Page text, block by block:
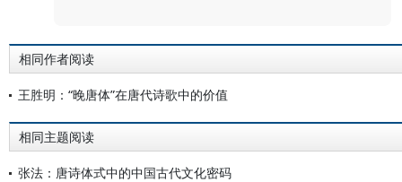
相同作者阅读
王胜明：“晚唐体”在唐代诗歌中的价值
相同主题阅读
张法：唐诗体式中的中国古代文化密码